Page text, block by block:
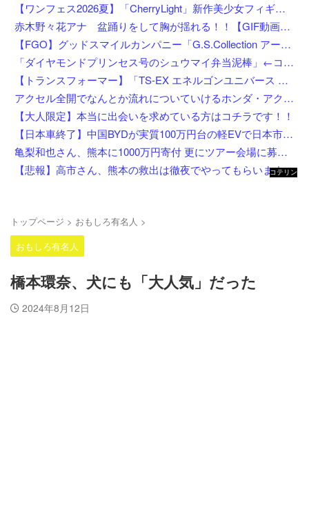
【ワンフェス2026夏】「CherryLight」新作美少女フィギュア情報まとめ
赤木野々花アナ 盆踊りをして胸が揺れる！！【GIF動画あり】
【FGO】グッドスマイルカンパニー「G.S.Collection アーチャー/バーヴァン・シー 英霊祝装Ver.」【フィギュア化決定】
「ダイヤモンドプリンセス号のシュウマイ弁当泥棒」←コイツの正体
【トランスフォーマー】「TS-EX エネルゴンユニバース オプティマスプライム」【T-SPARK ZONE 流通限定で予約開始】
アクセル全開でなんとか流れについていけるホンダ・アクティの動画が人気に。
【大人限定】本当に出会いを求めている方はコチラです！！
【日本車終了】中国BYDが実質100万円台の軽EVで日本市場に殴り込み
亀梨和也さん、熊本に1000万円寄付 更にツアー会場に募金箱設置
【悲報】高市さん、熊本の救出は徹夜でやってもらいますと言ってしまいめっちゃ炎上してしまうw w w w w w w w w
コテリン
トップページ > おもしろ有名人 >
おもしろ有名人
橋本環奈、犬にも「大人気」だった
2024年8月12日